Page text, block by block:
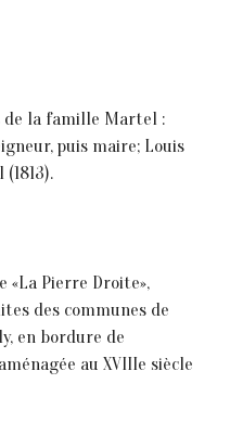
de la famille Martel :
puis maire; Louis
«La Pierre Droite»,
des communes de
en bordure de
au XVIIIe siècle